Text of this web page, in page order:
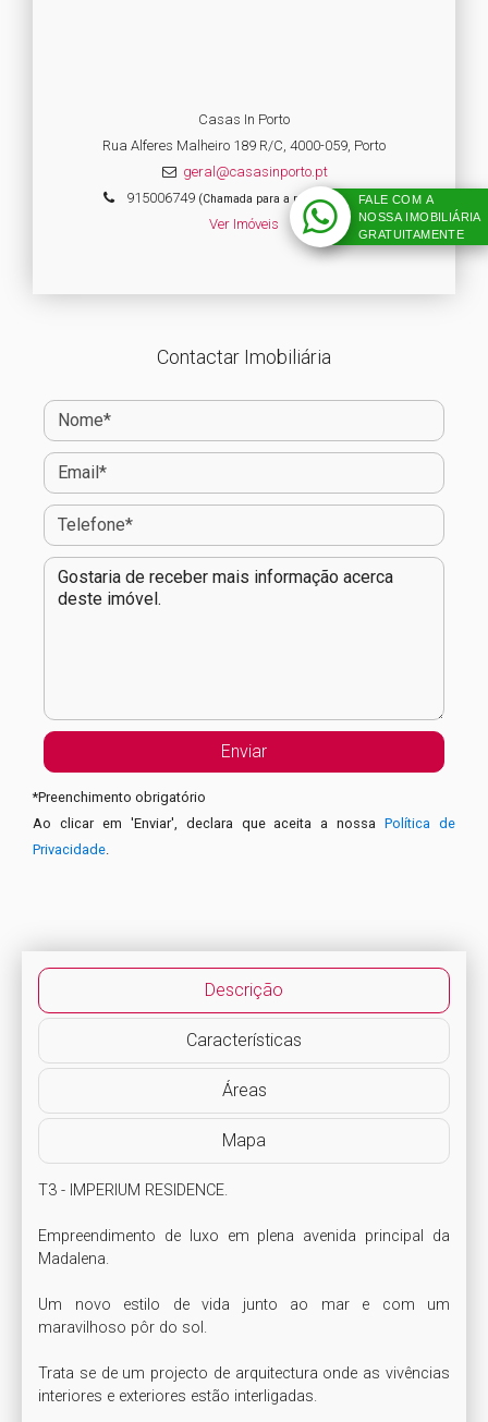
Casas In Porto
Rua Alferes Malheiro 189 R/C, 4000-059, Porto
geral@casasinporto.pt
915006749(Chamada para a rede fixa nacional)
Ver Imóveis
Contactar Imobiliária
*Preenchimento obrigatório
Ao clicar em 'Enviar', declara que aceita a nossaPolítica de
Privacidade
Descrição
Características
Áreas
Mapa
T3 - IMPERIUM RESIDENCE.
Empreendimento de luxo em plena avenida principal da
Madalena.
Um novo estilo de vida junto ao mar e com um
maravilhoso pôr do sol.
Trata se de um projecto de arquitectura onde as vivências
interiores e exteriores estão interligadas.
FALE COM A
NOSSA IMOBILIÁRIA
GRATUITAMENTE